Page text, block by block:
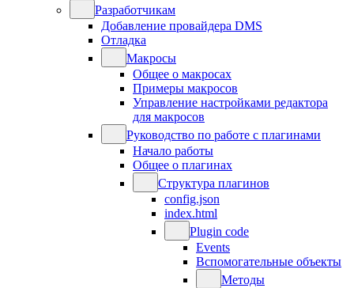
Разработчикам
Добавление провайдера DMS
Отладка
Макросы
Общее о макросах
Примеры макросов
Управление настройками редактора
для макросов
Руководство по работе с плагинами
Начало работы
Общее о плагинах
Структура плагинов
config.json
index.html
Plugin code
Events
Вспомогательные объекты
Методы